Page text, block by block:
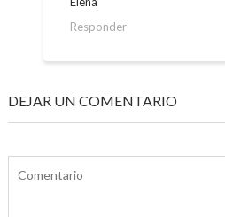
Responder
DEJAR UN COMENTARIO